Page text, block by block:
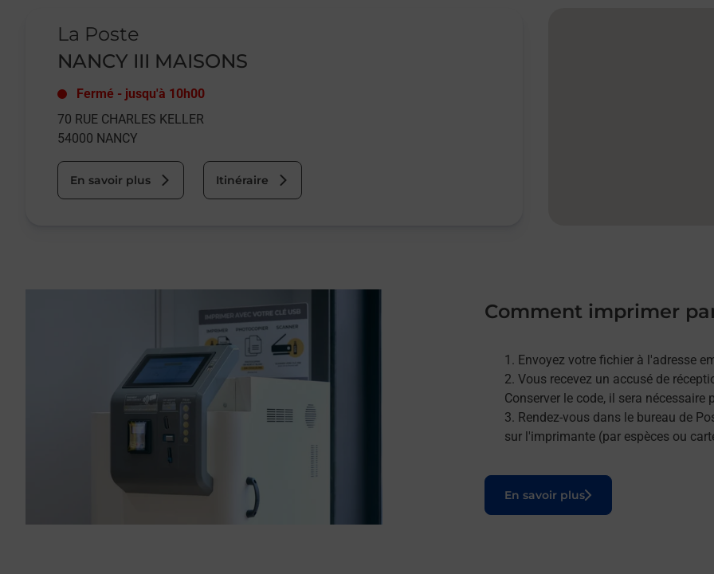
La Poste
NANCY III MAISONS
Fermé - jusqu'à 10h00
70 RUE CHARLES KELLER
54000 NANCY
En savoir plus Itinéraire
Comment imprimer
Envoyez votre fichier à l'adresse
Vous recevez un accusé de
Conserver le code, il sera
Rendez-vous dans le bureau de
sur l'imprimante (par espèces ou
En savoir plus
Le lien s'ouvre dans un nouvel onglet